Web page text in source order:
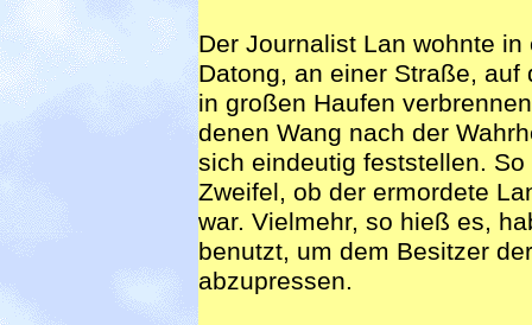
Der Journalist Lan wohnte
Datong, an einer Straße,
in großen Haufen
denen Wang nach der
sich eindeutig feststellen.
Zweifel, ob der ermordete
war. Vielmehr, so hieß es,
benutzt, um dem Besitzer
abzupressen.